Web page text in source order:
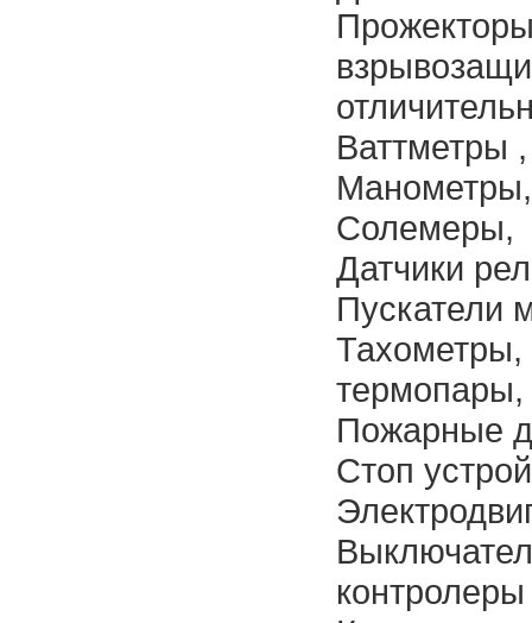
Ваттметры ,
Манометры,
Солемеры,
Датчики
Пускатели
Тахометры,
термопары,
Пожарные
Стоп